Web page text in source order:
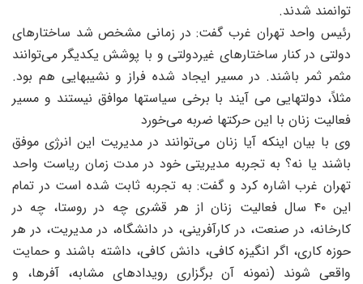
شدند.
واحد تهران غرب گفت: در زمانی مشخص شد ساختارهای
در کنار ساختارهای غیردولتی و با پوشش یکدیگر می‌توانند
ثمر باشند. در مسیر ایجاد شده فراز و نشیبهایی هم بود.
دولتهایی می آیند با برخی سیاستها موافق نیستند و مسیر
زنان با این حرکتها ضربه می‌خورد
با بیان اینکه آیا زنان می‌توانند در مدیریت این انرژی موفق
یا نه؟ به تجربه مدیریتی خود در مدت زمان ریاست واحد
غرب اشاره کرد و گفت: به تجربه ثابت شده است در تمام
این ۴۰ سال فعالیت زنان از هر قشری چه در روستا، چه در
در صنعت، در کارآفرینی، در دانشگاه، در مدیریت، در هر
کاری، اگر انگیزه کافی، دانش کافی، داشته باشند و حمایت
شوند (نمونه آن برگزاری رویدادهای مشابه، آفرها، و